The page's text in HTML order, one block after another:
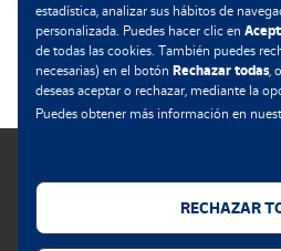
Política de cookies
estadística, analizar sus hábitos de
personalizada. Puedes hacer clic en
de todas las cookies. También puedes
necesarias) en el botón Rechazar todas,
deseas aceptar o rechazar, mediante la
Puedes obtener más información en
RECHAZAR